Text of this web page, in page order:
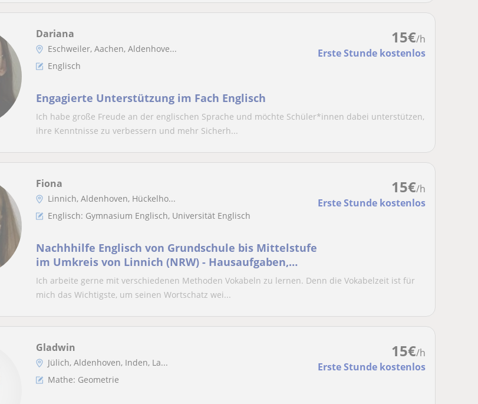
15€/h
Erste Stunde kostenlos
Dariana
Eschweiler, Aachen, Aldenhove...
Englisch
Engagierte Unterstützung im Fach Englisch
Ich habe große Freude an der englischen Sprache und möchte Schüler*innen dabei unterstützen,
ihre Kenntnisse zu verbessern und mehr Sicherh...
15€/h
Erste Stunde kostenlos
Fiona
Linnich, Aldenhoven, Hückelho...
Englisch: Gymnasium Englisch, Universität Englisch
Nachhhilfe Englisch von Grundschule bis Mittelstufe
im Umkreis von Linnich (NRW) - Hausaufgaben,
Klassenarbeitsvorbereitung, Gramm
Ich arbeite gerne mit verschiedenen Methoden Vokabeln zu lernen. Denn die Vokabelzeit ist für
mich das Wichtigste, um seinen Wortschatz wei...
15€/h
Erste Stunde kostenlos
Gladwin
Jülich, Aldenhoven, Inden, La...
Mathe: Geometrie